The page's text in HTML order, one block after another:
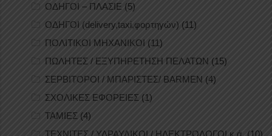
ΟΔΗΓΟΙ – ΠΛΑΣΙΕ (5)
ΟΔΗΓΟΙ (delivery,taxi,φορτηγών) (11)
ΠΟΛΙΤΙΚΟΙ ΜΗΧΑΝΙΚΟΙ (11)
ΠΩΛΗΤΕΣ / ΕΞΥΠΗΡΕΤΗΣΗ ΠΕΛΑΤΩΝ (15)
ΣΕΡΒΙΤΟΡΟΙ / ΜΠΑΡΙΣΤΕΣ/ BARMEN (4)
ΣΧΟΛΙΚΕΣ ΕΦΟΡΕΙΕΣ (1)
ΤΑΜΙΕΣ (4)
ΤΕΧΝΙΤΕΣ / ΥΔΡΑΥΛΙΚΟΙ / ΗΛΕΚΤΡΟΛΟΓΟΙ κ.ά. (10)